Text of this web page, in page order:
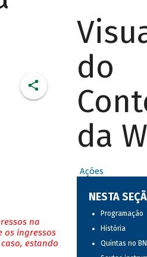
na
os ingressos
estando
do
da
Ações
NESTA
Programação
História
Quintas no